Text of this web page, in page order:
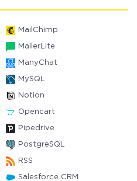
MailChimp
MailerLite
ManyChat
MySQL
Notion
Opencart
Pipedrive
PostgreSQL
RSS
Salesforce CRM